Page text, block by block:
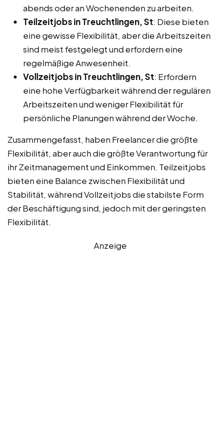
abends oder an Wochenenden zu arbeiten.
Teilzeitjobs in Treuchtlingen, St: Diese bieten
eine gewisse Flexibilität, aber die Arbeitszeiten
sind meist festgelegt und erfordern eine
regelmäßige Anwesenheit.
Vollzeitjobs in Treuchtlingen, St: Erfordern
eine hohe Verfügbarkeit während der regulären
Arbeitszeiten und weniger Flexibilität für
persönliche Planungen während der Woche.
Zusammengefasst, haben Freelancer die größte
Flexibilität, aber auch die größte Verantwortung für
ihr Zeitmanagement und Einkommen. Teilzeitjobs
bieten eine Balance zwischen Flexibilität und
Stabilität, während Vollzeitjobs die stabilste Form
der Beschäftigung sind, jedoch mit der geringsten
Flexibilität.
Anzeige